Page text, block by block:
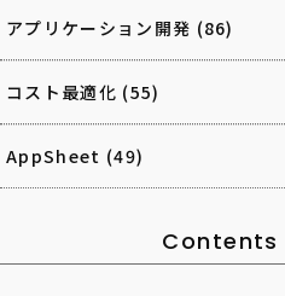
アプリケーション開発 (86)
コスト最適化 (55)
AppSheet (49)
Contents